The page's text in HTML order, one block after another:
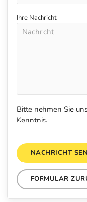
Ihre Nachricht
Bitte nehmen Sie
Kenntnis.
NACHRICHT
FORMULAR